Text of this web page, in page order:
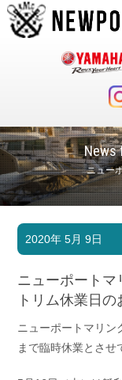
News
ニュー
マリンクラブ
マリンライフを堪能したい
ボート免許
長年の実績と信頼！
店舗情報
2020年 5月 9日
ニューポートマ
トリム休業日
ニューポートマリン
まで臨時休業とさせ